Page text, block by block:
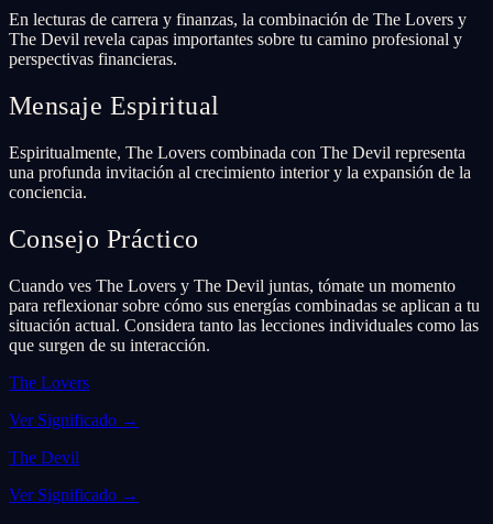
En lecturas de carrera y finanzas, la combinación de The Lovers y
The Devil revela capas importantes sobre tu camino profesional y
perspectivas financieras.
Mensaje Espiritual
Espiritualmente, The Lovers combinada con The Devil representa
una profunda invitación al crecimiento interior y la expansión de la
conciencia.
Consejo Práctico
Cuando ves The Lovers y The Devil juntas, tómate un momento
para reflexionar sobre cómo sus energías combinadas se aplican a tu
situación actual. Considera tanto las lecciones individuales como las
que surgen de su interacción.
The Lovers
Ver Significado →
The Devil
Ver Significado →